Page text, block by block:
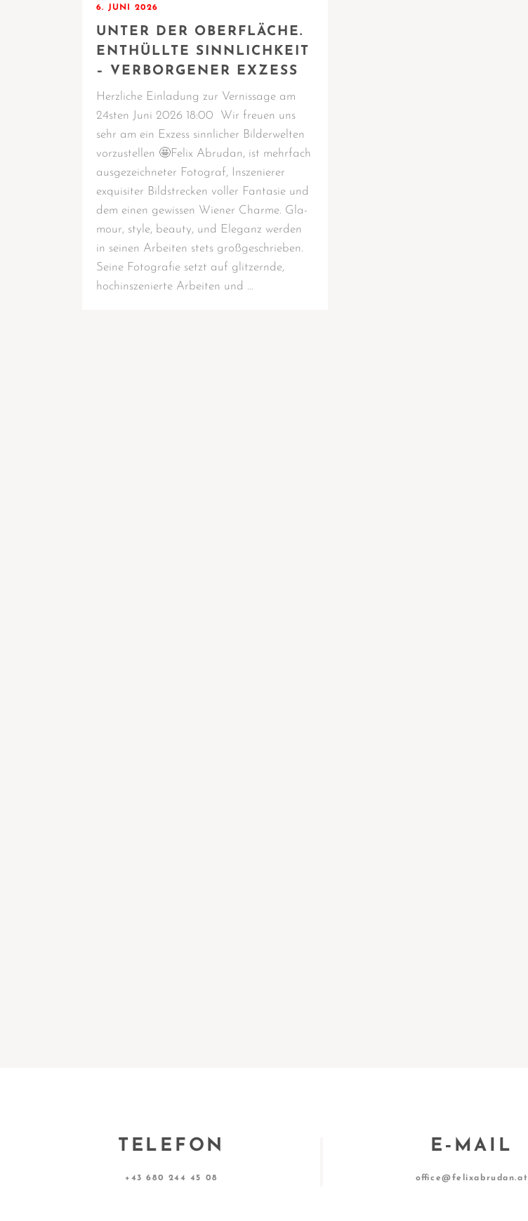
6. JUNI 2026
UNTER DER OBERFLÄCHE.
ENTHÜLLTE SINNLICHKEIT
– VERBORGENER EXZESS
Herz­li­che Ein­la­dung zur Ver­nis­sa­ge am
24sten Juni 2026 18:00 Wir freu­en uns
sehr am ein Exzess sinn­li­cher Bil­der­wel­ten
vor­zu­stel­len 🤩Felix Abru­dan, ist mehr­fach
aus­ge­zeich­ne­ter Foto­graf, Insze­nie­rer
exqui­si­ter Bild­stre­cken vol­ler Fan­ta­sie und
dem einen gewis­sen Wie­ner Charme. Gla­
mour, style, beau­ty, und Ele­ganz wer­den
in sei­nen Arbei­ten stets groß­ge­schrie­ben.
Sei­ne Foto­gra­fie setzt auf glit­zern­de,
hoch­in­sze­nier­te Arbei­ten und …
TELEFON
+43 680 244 45 08
E‑MAIL
office@felixabrudan.at